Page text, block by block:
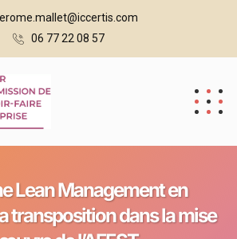
06 77 22 08 57
Lean Management en
transposition dans la mise